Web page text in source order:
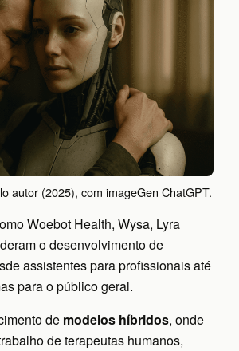
autor (2025), com imageGen ChatGPT.
Woebot Health, Wysa, Lyra
o desenvolvimento de
assistentes para profissionais até
para o público geral.
de modelos híbridos, onde
de terapeutas humanos,